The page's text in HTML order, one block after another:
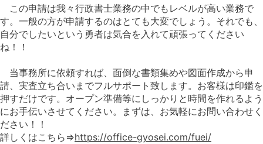
この申請は我々行政書士業務の中でもレベルが高い業務で
す。一般の方が申請するのはとても大変でしょう。それでも、
自分でしたいという勇者は気合を入れて頑張ってください
ね！！
当事務所に依頼すれば、面倒な書類集めや図面作成から申
請、実査立ち合いまでフルサポート致します。お客様は印鑑を
押すだけです。オープン準備等にしっかりと時間を作れるよう
にお手伝いさせてください。まずは、お気軽にお問い合わせく
ださい！！
詳しくはこちら⇒https://office-gyosei.com/fuei/